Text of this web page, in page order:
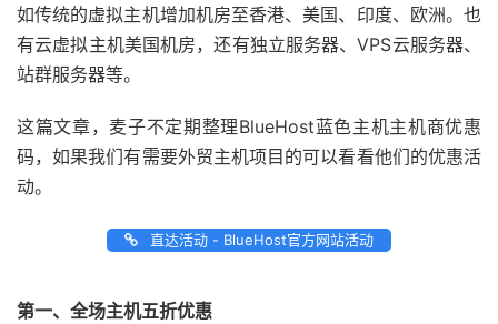
如传统的虚拟主机增加机房至香港、美国、印度、欧洲。也
有云虚拟主机美国机房，还有独立服务器、VPS云服务器、
站群服务器等。
这篇文章，麦子不定期整理BlueHost蓝色主机主机商优惠
码，如果我们有需要外贸主机项目的可以看看他们的优惠活
动。
直达活动 - BlueHost官方网站活动
第一、全场主机五折优惠